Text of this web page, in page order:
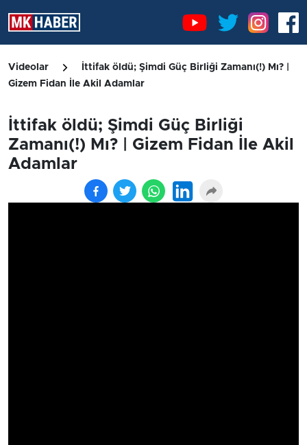
Videolar
İttifak öldü; Şimdi Güç Birliği Zamanı(!) Mı? |
Gizem Fidan İle Akil Adamlar
İttifak öldü; Şimdi Güç Birliği
Zamanı(!) Mı? | Gizem Fidan İle Akil
Adamlar